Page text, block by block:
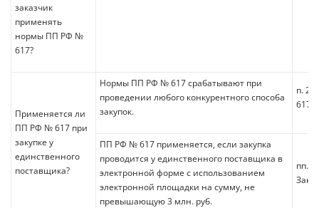
заказчик
применять
нормы ПП РФ №
617?
Применяется ли
ПП РФ № 617 при
закупке у
единственного
поставщика?
Нормы ПП РФ № 617 срабатывают при
проведении любого конкурентного способа
закупок.
п. 2
617
ПП РФ № 617 применяется, если закупка
проводится у единственного поставщика в
электронной форме с использованием
электронной площадки на сумму, не
превышающую 3 млн. руб.
пп.